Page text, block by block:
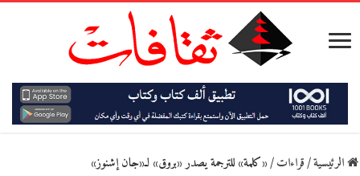
الرئيسية/قراءات/«كلمة» للترجمة يصدر «بروق» لـ«جان إشنوز»